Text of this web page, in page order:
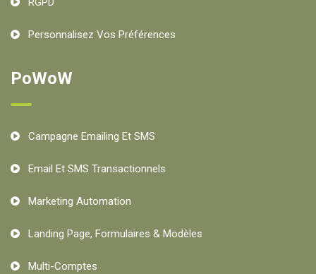
Personnalisez Vos Préférences
PoWoW
Campagne Emailing Et SMS
Email Et SMS Transactionnels
Marketing Automation
Landing Page, Formulaires & Modèles
Multi-Comptes